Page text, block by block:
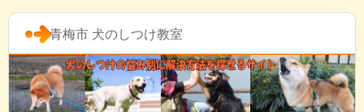
青梅市 犬のしつけ教室